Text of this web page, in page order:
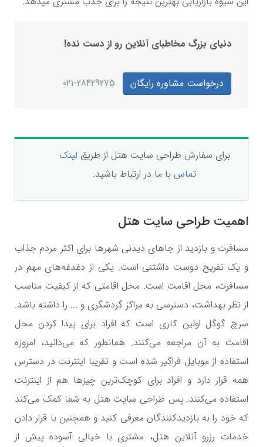
دنیای بزرگ مخاطبای آنلاین رو از دست نده!
درخواست مشاوره رایگان 021-28429275
برای سفارش طراحی سایت هتل از طریق لینک
تماس با ما در ارتباط باشید.
اهمیت طراحی سایت هتل
مسافرت و بازدید از جاهای دیدنی شهرها برای اکثر مردم جذاب
و یک تفریح دوست داشتنی است. یکی از دغدغه‌های مهم در
مسافرت، محل اقامت است. محل اقامتی که از کیفیت مناسب
از نظر بهداشت، دسترسی به مراکز گردشگری و ... را داشته باشد.
سرچ گوگل اولین کاری است که افراد برای پیدا کردن محل
اقامت به آن مراجعه می‌کنند. همانطور که می‌دانید، امروزه
استفاده از موبایل فراگیر شده است و تقریبا اینترنت در دسترس
همه قرار دارد و افراد برای کوچک‌ترین چیزها هم از اینترنت
استفاده می‌کنند. پس طراحی سایت هتل به شما کمک می‌کند
که خود را به بازدیدکنندگان معرفی کنید و همچنین با قرار دادن
خدمات رزرو آنلاین هتل، مشتری با خیالی آسوده پیش از